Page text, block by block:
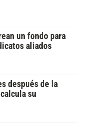
un fondo para
aliados
después de la
su